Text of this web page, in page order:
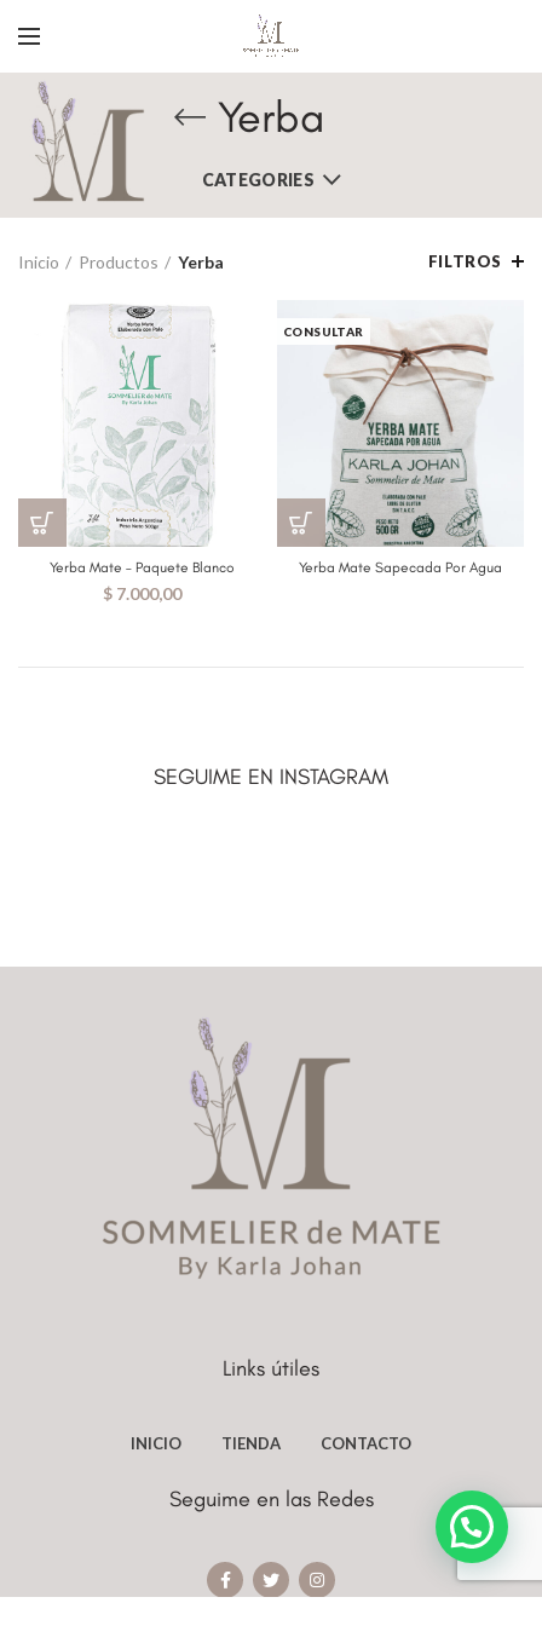
Yerba
CATEGORIES
Inicio Productos Yerba FILTROS
Yerba Mate – Paquete Blanco
$7.000,00
CONSULTAR
Yerba Mate Sapecada Por Agua
SEGUIME EN INSTAGRAM
Links útiles
INICIO TIENDA CONTACTO
Seguime en las Redes